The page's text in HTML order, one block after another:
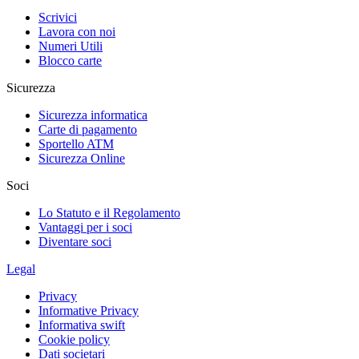
Scrivici
Lavora con noi
Numeri Utili
Blocco carte
Sicurezza
Sicurezza informatica
Carte di pagamento
Sportello ATM
Sicurezza Online
Soci
Lo Statuto e il Regolamento
Vantaggi per i soci
Diventare soci
Legal
Privacy
Informative Privacy
Informativa swift
Cookie policy
Dati societari